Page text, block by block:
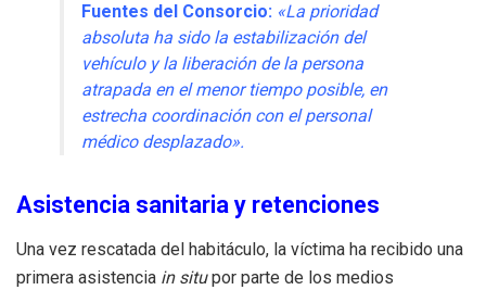
Fuentes del Consorcio: «La prioridad
absoluta ha sido la estabilización del
vehículo y la liberación de la persona
atrapada en el menor tiempo posible, en
estrecha coordinación con el personal
médico desplazado».
Asistencia sanitaria y retenciones
Una vez rescatada del habitáculo, la víctima ha recibido una
primera asistencia in situpor parte de los medios